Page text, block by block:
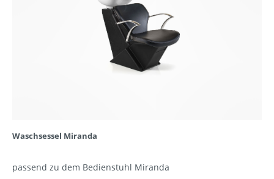
Waschsessel Miranda
passend zu dem Bedienstuhl Miranda